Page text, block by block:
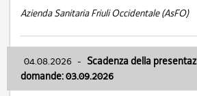
Azienda Sanitaria Friuli Occidentale (AsFO)
04.08.2026 - Scadenza della
domande: 03.09.2026